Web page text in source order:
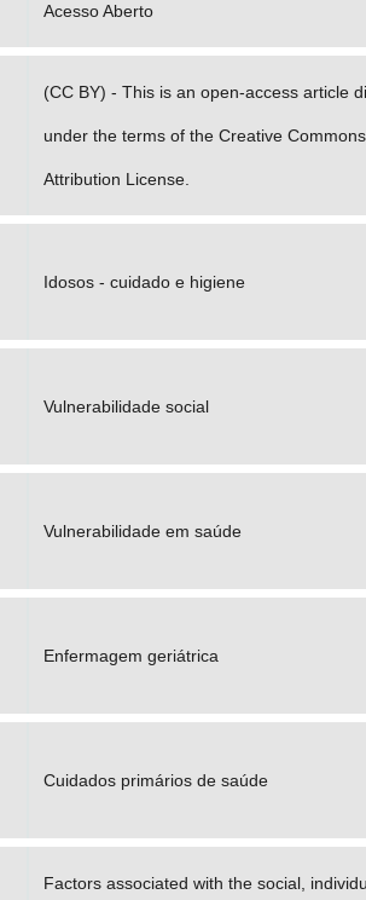
Acesso Aberto
(CC BY) - This is an open-access article
under the terms of the Creative Commons
Attribution License.
Idosos - cuidado e higiene
Vulnerabilidade social
Vulnerabilidade em saúde
Enfermagem geriátrica
Cuidados primários de saúde
Factors associated with the social,